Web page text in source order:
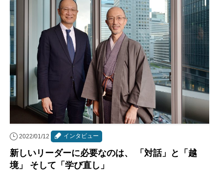
2022/01/12 インタビュー
新しいリーダーに必要なのは、 「対話」と「越
境」 そして「学び直し」